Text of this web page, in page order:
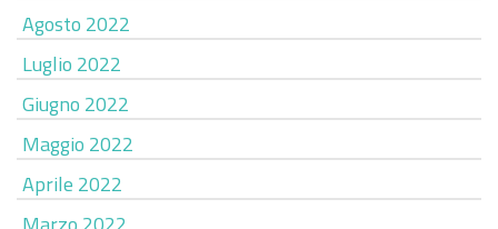
Agosto 2022
Luglio 2022
Giugno 2022
Maggio 2022
Aprile 2022